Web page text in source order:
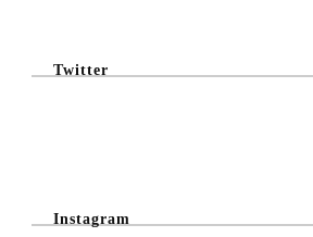
Twitter
Instagram